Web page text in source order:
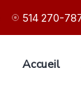
514 270-
Accueil